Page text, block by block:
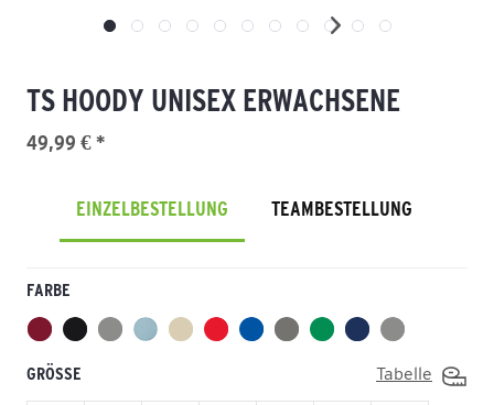
TS HOODY UNISEX ERWACHSENE
49,99 € *
EINZELBESTELLUNG TEAMBESTELLUNG
FARBE
GRÖSSE Tabelle